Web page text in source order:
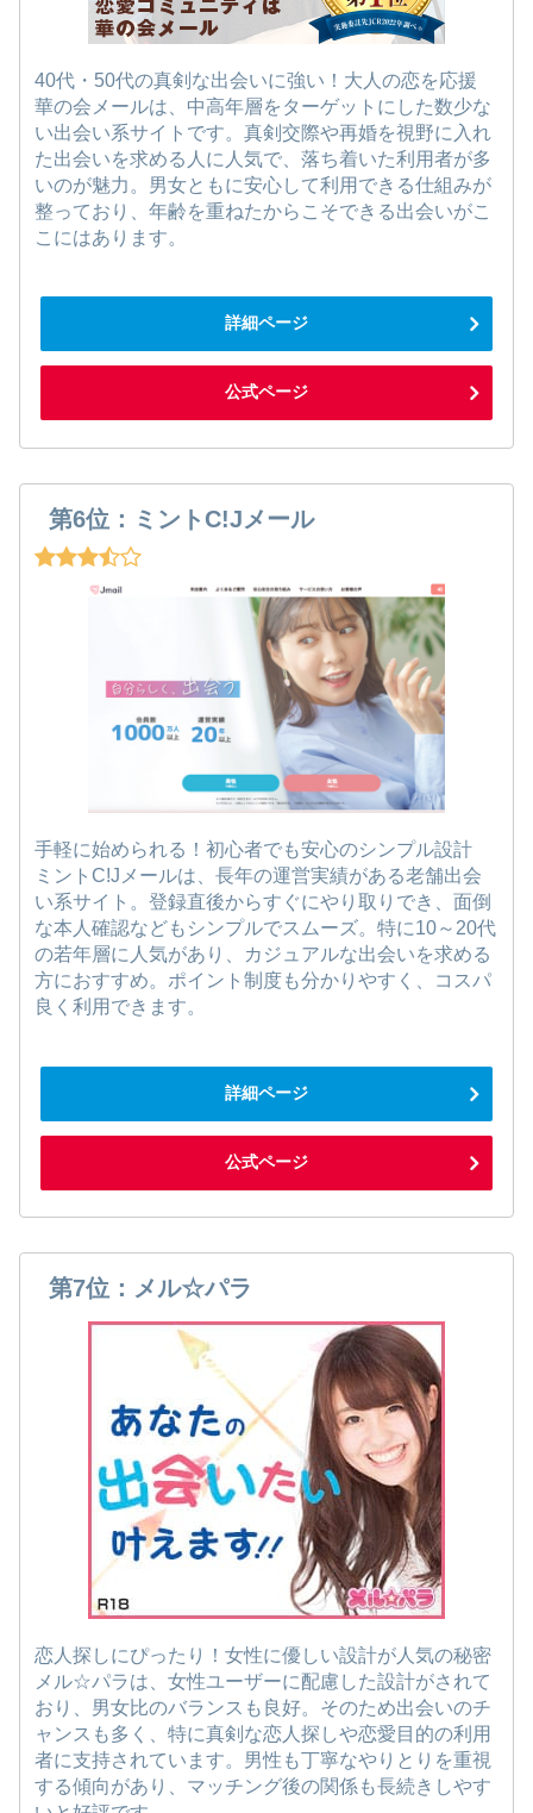
40代・50代の真剣な出会いに強い！大人の恋を応援
華の会メールは、中高年層をターゲットにした数少な
い出会い系サイトです。真剣交際や再婚を視野に入れ
た出会いを求める人に人気で、落ち着いた利用者が多
いのが魅力。男女ともに安心して利用できる仕組みが
整っており、年齢を重ねたからこそできる出会いがこ
こにはあります。
詳細ページ
公式ページ
第6位：ミントC!Jメール
手軽に始められる！初心者でも安心のシンプル設計
ミントC!Jメールは、長年の運営実績がある老舗出会
い系サイト。登録直後からすぐにやり取りでき、面倒
な本人確認などもシンプルでスムーズ。特に10～20代
の若年層に人気があり、カジュアルな出会いを求める
方におすすめ。ポイント制度も分かりやすく、コスパ
良く利用できます。
詳細ページ
公式ページ
第7位：メル☆パラ
恋人探しにぴったり！女性に優しい設計が人気の秘密
メル☆パラは、女性ユーザーに配慮した設計がされて
おり、男女比のバランスも良好。そのため出会いのチ
ャンスも多く、特に真剣な恋人探しや恋愛目的の利用
者に支持されています。男性も丁寧なやりとりを重視
する傾向があり、マッチング後の関係も長続きしやす